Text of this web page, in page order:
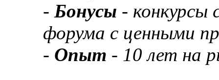
- Бонусы - конкурсы
форума с ценными
- Опыт - 10 лет на